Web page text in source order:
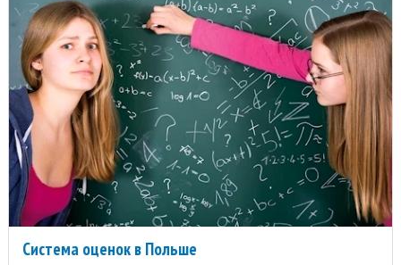
Система оценок в Польше